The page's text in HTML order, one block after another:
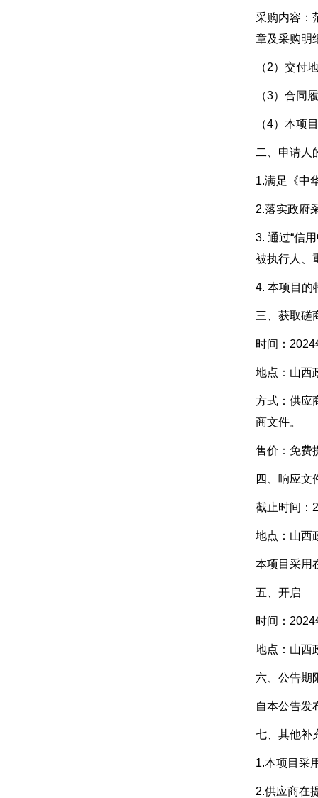
采购内容：
章及采购明
（2）交付
（3）合同
（4）本项
二、申请人
1.满足《中
2.落实政府
3. 通过“信
被执行人、
4. 本项目的
三、获取磋
时间：
地点：山西
方式：供应
商文件。
售价：免费
四、响应文
截止时间：
地点：山西
本项目采用
五、开启
时间：
地点：山西
六、公告期
自本公告发
七、其他补
1.本项目采
2.供应商在